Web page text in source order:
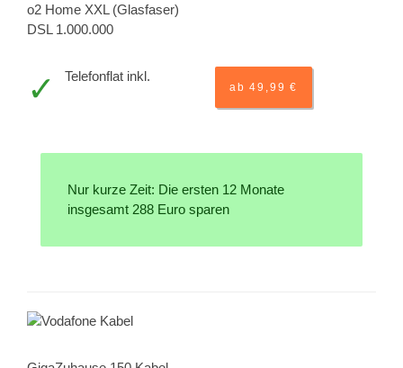
o2 Home XXL (Glasfaser)
DSL 1.000.000
Telefonflat inkl.
ab 49,99 €
Nur kurze Zeit: Die ersten 12 Monate
insgesamt 288 Euro sparen